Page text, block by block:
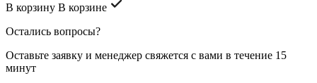
В корзину В корзине
Остались вопросы?
Оставьте заявку и менеджер свяжется с вами в течение 15
минут